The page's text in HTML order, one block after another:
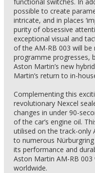
possible to create
intricate, and in places
purity of obsessive
exceptional visual and
of the AM-RB 003 will
programme progresses,
Aston Martin’s new
Martin’s return to in-
Complementing this
revolutionary Nexcel
changes in under 90-
of the car’s engine oil.
utilised on the track-only
to numerous
its performance and
Aston Martin AM-RB
worldwide.